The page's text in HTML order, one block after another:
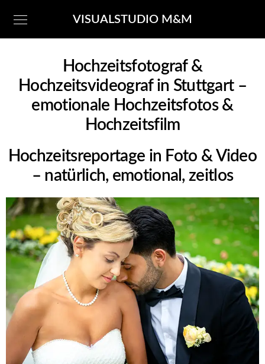
VISUALSTUDIO M&M
Hochzeitsfotograf &
Hochzeitsvideograf in Stuttgart –
emotionale Hochzeitsfotos &
Hochzeitsfilm
Hochzeitsreportage in Foto & Video
– natürlich, emotional, zeitlos